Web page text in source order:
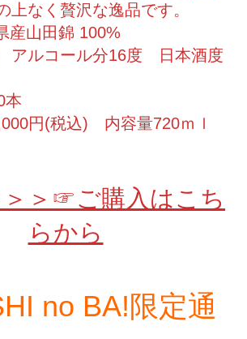
上なく贅沢な逸品です。
山田錦 100%
アルコール分16度 日本酒度
本
円(税込) 内容量720ｍｌ
＞＞☞ご購入はこち
らから
no BA!限定通